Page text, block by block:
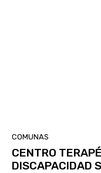
COMUNAS
CENTRO
DISCAPACIDAD